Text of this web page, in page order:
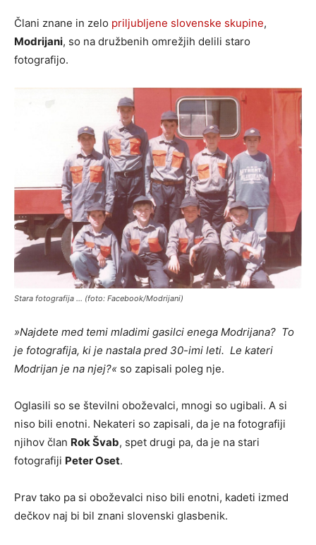
Člani znane in zelo priljubljene slovenske skupine,
Modrijani, so na družbenih omrežjih delili staro
fotografijo.
Stara fotografija … (foto: Facebook/Modrijani)
»Najdete med temi mladimi gasilci enega Modrijana? To
je fotografija, ki je nastala pred 30-imi leti. Le kateri
Modrijan je na njej?« so zapisali poleg nje.
Oglasili so se številni oboževalci, mnogi so ugibali. A si
niso bili enotni. Nekateri so zapisali, da je na fotografiji
njihov član Rok Švab, spet drugi pa, da je na stari
fotografiji Peter Oset.
Prav tako pa si oboževalci niso bili enotni, kadeti izmed
dečkov naj bi bil znani slovenski glasbenik.